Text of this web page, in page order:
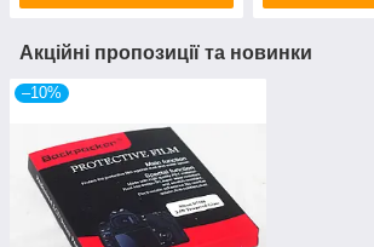
Акційні пропозиції та новинки
–10%